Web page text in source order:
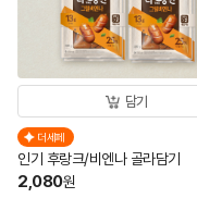
담기
더세페
인기 후랑크/비엔나 골라담기
2,080원